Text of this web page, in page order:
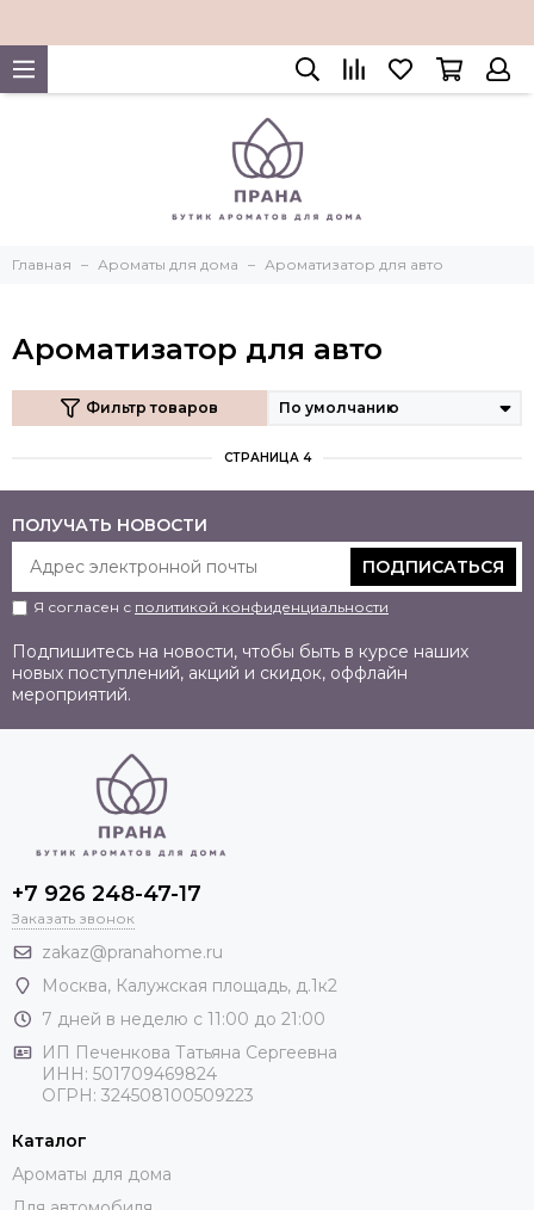
Главная Ароматы для дома Ароматизатор для авто
Ароматизатор для авто
Фильтр товаров
СТРАНИЦА 4
ПОЛУЧАТЬ НОВОСТИ
ПОДПИСАТЬСЯ
Я согласен с политикой конфиденциальности
Подпишитесь на новости, чтобы быть в курсе наших
новых поступлений, акций и скидок, оффлайн
мероприятий.
+7 926 248-47-17
Заказать звонок
zakaz@pranahome.ru
Москва, Калужская площадь, д.1к2
7 дней в неделю с 11:00 до 21:00
ИП Печенкова Татьяна Сергеевна
ИНН: 501709469824
ОГРН: 324508100509223
Каталог
Ароматы для дома